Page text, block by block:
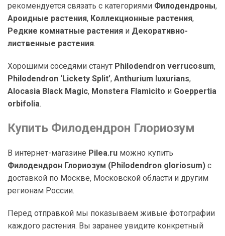
рекомендуется связать с категориями Филодендроны,
Ароидные растения, Коллекционные растения,
Редкие комнатные растения и Декоративно-
лиственные растения.
Хорошими соседями станут Philodendron verrucosum,
Philodendron ‘Lickety Split’, Anthurium luxurians,
Alocasia Black Magic, Monstera Flamicito и Goeppertia
orbifolia.
Купить Филодендрон Глориозум
В интернет-магазине Pilea.ru можно купить
Филодендрон Глориозум (Philodendron gloriosum) с
доставкой по Москве, Московской области и другим
регионам России.
Перед отправкой мы показываем живые фотографии
каждого растения. Вы заранее увидите конкретный